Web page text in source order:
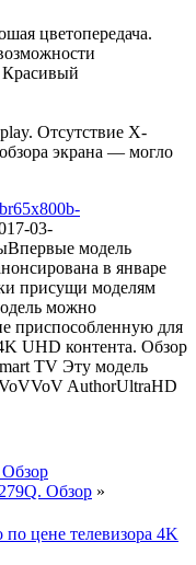
цветопередача.
Красивый
Отсутствие X-
экрана — могло
03-
Впервые модель
в январе
присущи моделям
можно
приспособленную для
UHD контента. Обзор
TV Эту модель
VoV AuthorUltraHD
Обзор
Обзор »